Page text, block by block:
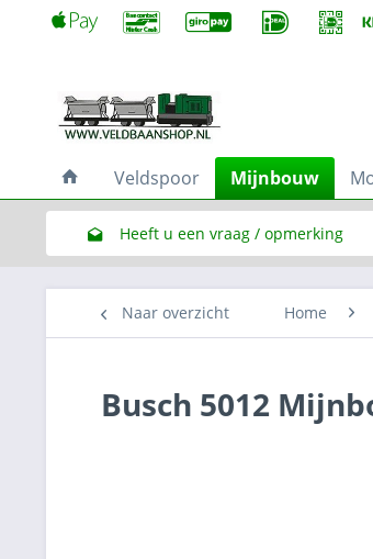
Veldspoor Mijnbouw
Heeft u een vraag / opmerking
Naar overzicht
Home
Busch 5012